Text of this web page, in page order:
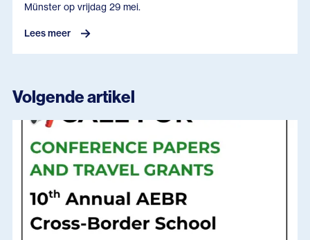
Münster op vrijdag 29 mei.
Lees meer
Volgende artikel